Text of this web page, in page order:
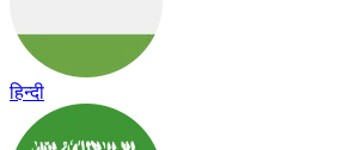
हिन्दी